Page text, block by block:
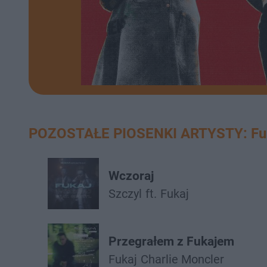
POZOSTAŁE PIOSENKI ARTYSTY:
Wczoraj
Szczyl ft. Fukaj
Przegrałem z Fukajem
Fukaj Charlie Moncler